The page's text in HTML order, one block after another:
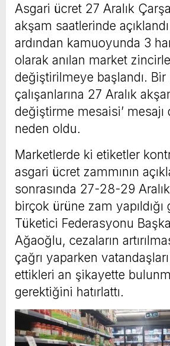
Asgari ücret 27 Aralık
akşam saatlerinde
ardından kamuoyunda 3
olarak anılan market
değiştirilmeye başlandı. Bir
çalışanlarına 27 Aralık
değiştirme mesaisi’ mesajı
neden oldu.
Marketlerde ki etiketler
asgari ücret zammının
sonrasında 27-28-29
birçok ürüne zam yapıldığı
Tüketici Federasyonu
Ağaoğlu, cezaların
çağrı yaparken
ettikleri an şikayette
gerektiğini hatırlattı.